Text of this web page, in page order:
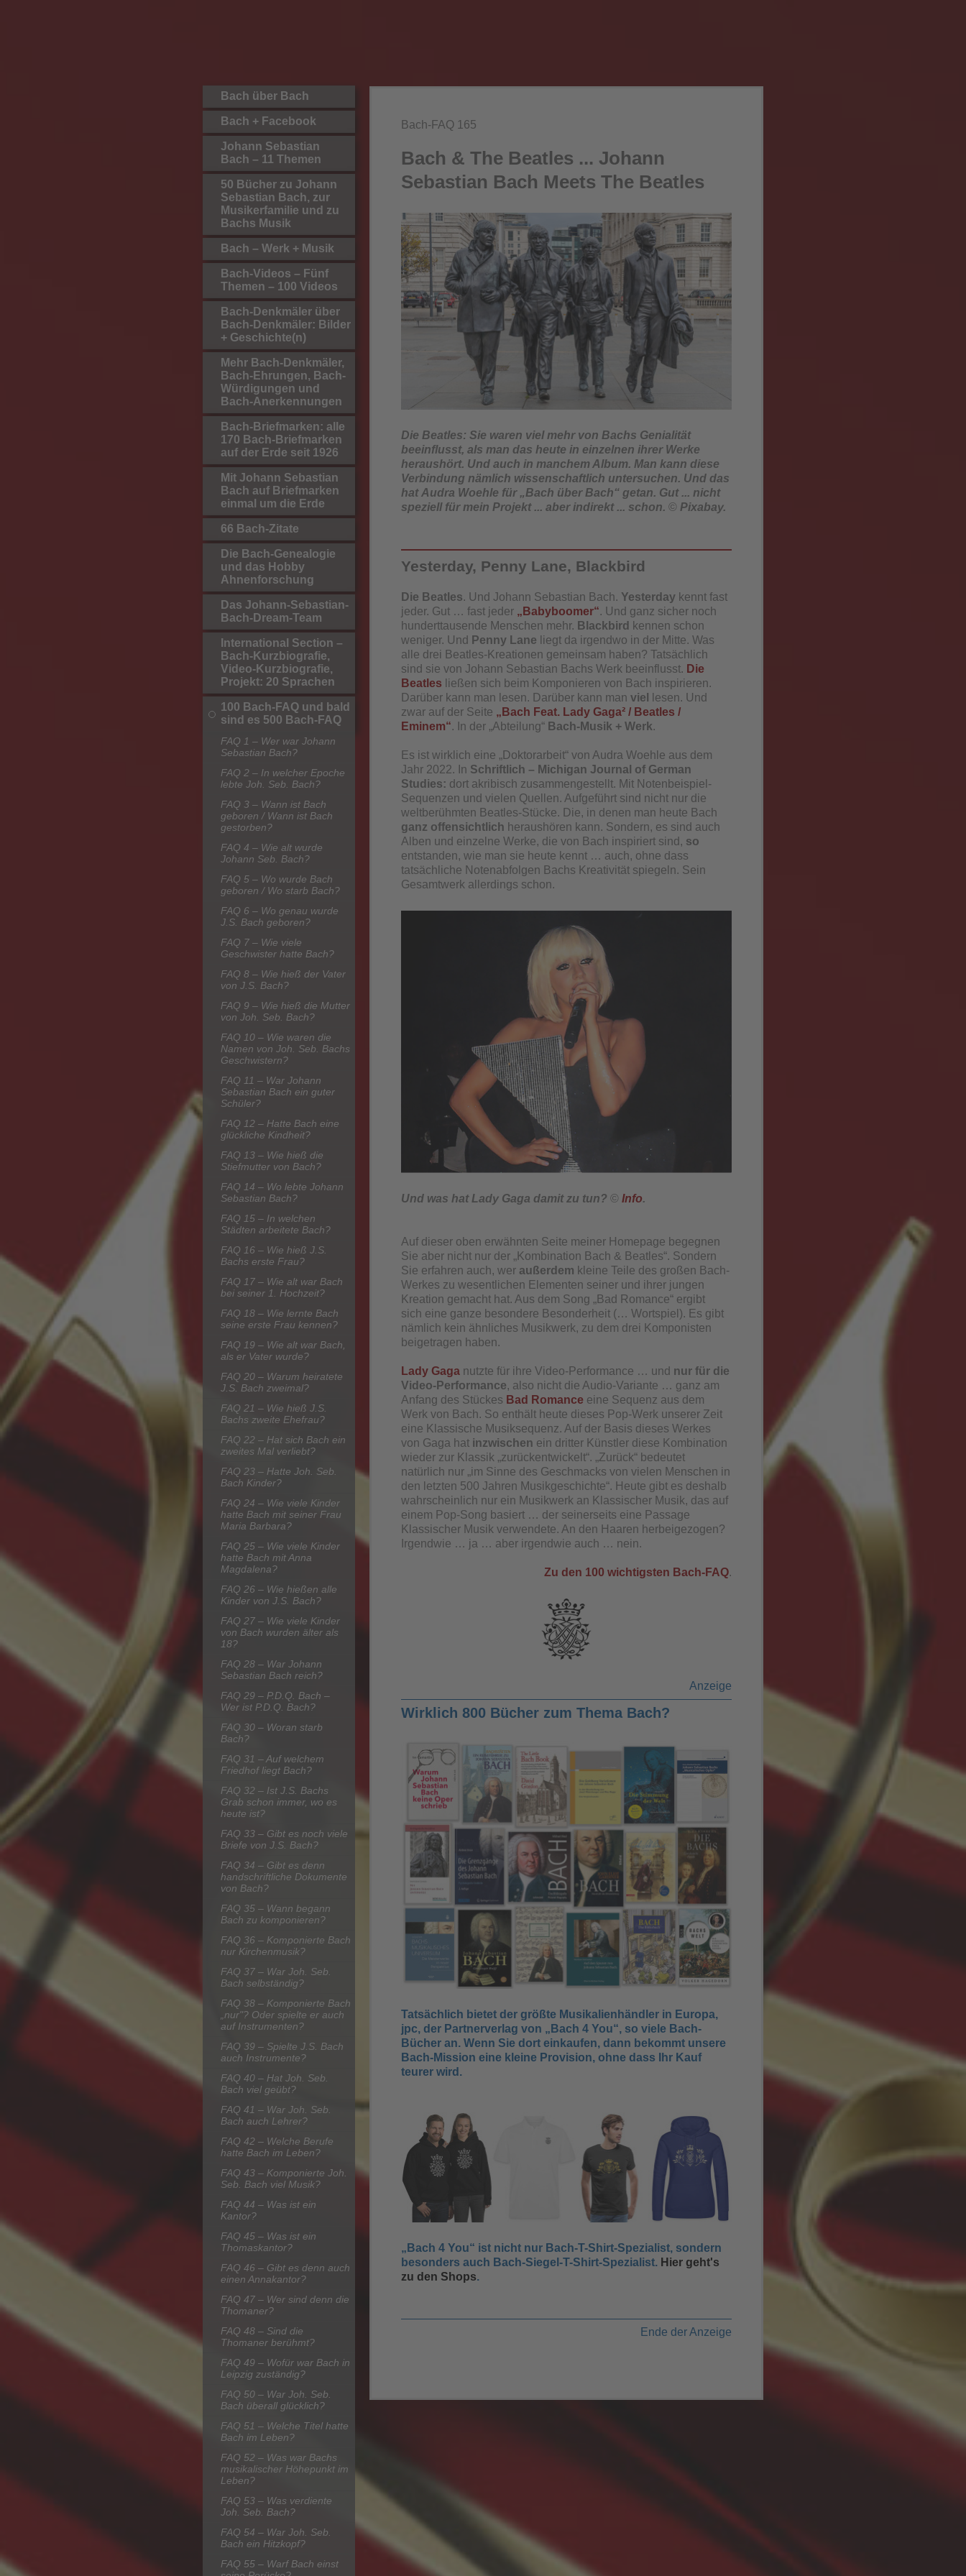
Bach über Bach
Bach + Facebook
Johann Sebastian
Bach – 11 Themen
50 Bücher zu Johann
Sebastian Bach, zur
Musikerfamilie und zu
Bachs Musik
Bach – Werk + Musik
Bach-Videos – Fünf
Themen – 100 Videos
Bach-Denkmäler über
Bach-Denkmäler: Bilder
+ Geschichte(n)
Mehr Bach-Denkmäler,
Bach-Ehrungen, Bach-
Würdigungen und
Bach-Anerkennungen
Bach-Briefmarken: alle
170 Bach-Briefmarken
auf der Erde seit 1926
Mit Johann Sebastian
Bach auf Briefmarken
einmal um die Erde
66 Bach-Zitate
Die Bach-Genealogie
und das Hobby
Ahnenforschung
Das Johann-Sebastian-
Bach-Dream-Team
International Section –
Bach-Kurzbiografie,
Video-Kurzbiografie,
Projekt: 20 Sprachen
100 Bach-FAQ und bald
sind es 500 Bach-FAQ
FAQ 1 – Wer war Johann
Sebastian Bach?
FAQ 2 – In welcher Epoche
lebte Joh. Seb. Bach?
FAQ 3 – Wann ist Bach
geboren / Wann ist Bach
gestorben?
FAQ 4 – Wie alt wurde
Johann Seb. Bach?
FAQ 5 – Wo wurde Bach
geboren / Wo starb Bach?
FAQ 6 – Wo genau wurde
J.S. Bach geboren?
FAQ 7 – Wie viele
Geschwister hatte Bach?
FAQ 8 – Wie hieß der Vater
von J.S. Bach?
FAQ 9 – Wie hieß die Mutter
von Joh. Seb. Bach?
FAQ 10 – Wie waren die
Namen von Joh. Seb. Bachs
Geschwistern?
FAQ 11 – War Johann
Sebastian Bach ein guter
Schüler?
FAQ 12 – Hatte Bach eine
glückliche Kindheit?
FAQ 13 – Wie hieß die
Stiefmutter von Bach?
FAQ 14 – Wo lebte Johann
Sebastian Bach?
FAQ 15 – In welchen
Städten arbeitete Bach?
FAQ 16 – Wie hieß J.S.
Bachs erste Frau?
FAQ 17 – Wie alt war Bach
bei seiner 1. Hochzeit?
FAQ 18 – Wie lernte Bach
seine erste Frau kennen?
FAQ 19 – Wie alt war Bach,
als er Vater wurde?
FAQ 20 – Warum heiratete
J.S. Bach zweimal?
FAQ 21 – Wie hieß J.S.
Bachs zweite Ehefrau?
FAQ 22 – Hat sich Bach ein
zweites Mal verliebt?
FAQ 23 – Hatte Joh. Seb.
Bach Kinder?
FAQ 24 – Wie viele Kinder
hatte Bach mit seiner Frau
Maria Barbara?
FAQ 25 – Wie viele Kinder
hatte Bach mit Anna
Magdalena?
FAQ 26 – Wie hießen alle
Kinder von J.S. Bach?
FAQ 27 – Wie viele Kinder
von Bach wurden älter als
18?
FAQ 28 – War Johann
Sebastian Bach reich?
FAQ 29 – P.D.Q. Bach –
Wer ist P.D.Q. Bach?
FAQ 30 – Woran starb
Bach?
FAQ 31 – Auf welchem
Friedhof liegt Bach?
FAQ 32 – Ist J.S. Bachs
Grab schon immer, wo es
heute ist?
FAQ 33 – Gibt es noch viele
Briefe von J.S. Bach?
FAQ 34 – Gibt es denn
handschriftliche Dokumente
von Bach?
FAQ 35 – Wann begann
Bach zu komponieren?
FAQ 36 – Komponierte Bach
nur Kirchenmusik?
FAQ 37 – War Joh. Seb.
Bach selbständig?
FAQ 38 – Komponierte Bach
„nur"? Oder spielte er auch
auf Instrumenten?
FAQ 39 – Spielte J.S. Bach
auch Instrumente?
FAQ 40 – Hat Joh. Seb.
Bach viel geübt?
FAQ 41 – War Joh. Seb.
Bach auch Lehrer?
FAQ 42 – Welche Berufe
hatte Bach im Leben?
FAQ 43 – Komponierte Joh.
Seb. Bach viel Musik?
FAQ 44 – Was ist ein
Kantor?
FAQ 45 – Was ist ein
Thomaskantor?
FAQ 46 – Gibt es denn auch
einen Annakantor?
FAQ 47 – Wer sind denn die
Thomaner?
FAQ 48 – Sind die
Thomaner berühmt?
FAQ 49 – Wofür war Bach in
Leipzig zuständig?
FAQ 50 – War Joh. Seb.
Bach überall glücklich?
FAQ 51 – Welche Titel hatte
Bach im Leben?
FAQ 52 – Was war Bachs
musikalischer Höhepunkt im
Leben?
FAQ 53 – Was verdiente
Joh. Seb. Bach?
FAQ 54 – War Joh. Seb.
Bach ein Hitzkopf?
FAQ 55 – Warf Bach einst
Bach-FAQ 165
Bach & The Beatles ... Johann
Sebastian Bach Meets The Beatles
Die Beatles: Sie waren viel mehr von Bachs Genialität
beeinflusst, als man das heute in einzelnen ihrer Werke
heraushört. Und auch in manchem Album. Man kann diese
Verbindung nämlich wissenschaftlich untersuchen. Und das
hat Audra Woehle für „Bach über Bach“ getan. Gut ... nicht
speziell für mein Projekt ... aber indirekt ... schon. © Pixabay.
Yesterday, Penny Lane, Blackbird
Die Beatles. Und Johann Sebastian Bach. Yesterday kennt fast
jeder. Gut … fast jeder „Babyboomer“. Und ganz sicher noch
hunderttausende Menschen mehr. Blackbird
kennen schon
weniger. Und Penny Lane liegt da irgendwo in der Mitte. Was
alle drei Beatles-Kreationen gemeinsam haben? Tatsächlich
sind sie von Johann Sebastian Bachs Werk beeinflusst. Die
Beatles ließen sich beim Komponieren von Bach inspirieren.
Darüber kann man lesen. Darüber kann manviel
lesen. Und
zwar auf der Seite „Bach Feat. Lady Gaga² / Beatles /
Eminem“. In der „Abteilung“ Bach-Musik + Werk.
Es ist wirklich eine „Doktorarbeit“ von Audra Woehle aus dem
Jahr 2022. In Schriftlich – Michigan Journal of German
Studies: dort akribisch zusammengestellt. Mit Notenbeispiel-
Sequenzen und vielen Quellen. Aufgeführt sind nicht nur die
weltberühmten Beatles-Stücke. Die, in denen man heute Bach
ganz offensichtlich heraushören kann. Sondern, es sind auch
Alben und einzelne Werke, die von Bach inspiriert sind, so
entstanden, wie man sie heute kennt … auch, ohne dass
tatsächliche Notenabfolgen Bachs Kreativität spiegeln. Sein
Gesamtwerk allerdings schon.
Und was hat Lady Gaga damit zu tun?©Info.
Auf dieser oben erwähnten Seite meiner Homepage begegnen
Sie aber nicht nur der „Kombination Bach & Beatles“. Sondern
Sie erfahren auch, wer außerdem kleine Teile des großen Bach-
Werkes zu wesentlichen Elementen seiner und ihrer jungen
Kreation gemacht hat. Aus dem Song „Bad Romance“ ergibt
sich eine ganze besondere Besonderheit (… Wortspiel). Es gibt
nämlich kein ähnliches Musikwerk, zu dem drei Komponisten
beigetragen haben.
Lady Gaga nutzte für ihre Video-Performance … und nur für die
Video-Performance, also nicht die Audio-Variante … ganz am
Anfang des Stückes Bad Romance eine Sequenz aus dem
Werk von Bach. So enthält heute dieses Pop-Werk unserer Zeit
eine Klassische Musiksequenz. Auf der Basis dieses Werkes
von Gaga hat inzwischen ein dritter Künstler diese Kombination
wieder zur Klassik „zurückentwickelt“. „Zurück“ bedeutet
natürlich nur „im Sinne des Geschmacks von vielen Menschen in
den letzten 500 Jahren Musikgeschichte“. Heute gibt es deshalb
wahrscheinlich nur ein Musikwerk an Klassischer Musik, das auf
einem Pop-Song basiert … der seinerseits eine Passage
Klassischer Musik verwendete. An den Haaren herbeigezogen?
Irgendwie … ja … aber irgendwie auch … nein.
Zu den 100 wichtigsten Bach-FAQ.
Anzeige
Wirklich 800 Bücher zum Thema Bach?
Tatsächlich bietet der größte Musikalienhändler in Europa,
jpc, der Partnerverlag von „Bach 4 You“, so viele Bach-
Bücher an. Wenn Sie dort einkaufen, dann bekommt unsere
Bach-Mission eine kleine Provision, ohne dass Ihr Kauf
teurer wird.
„Bach 4 You“ ist nicht nur Bach-T-Shirt-Spezialist, sondern
besonders auch Bach-Siegel-T-Shirt-Spezialist. Hier geht's
zu den Shops.
Ende der Anzeige